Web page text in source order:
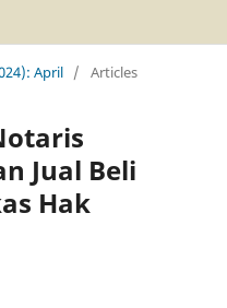
April / Articles
Jual Beli
Hak